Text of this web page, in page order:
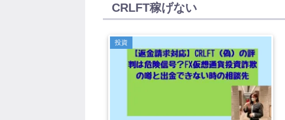
CRLFT稼げない
投資